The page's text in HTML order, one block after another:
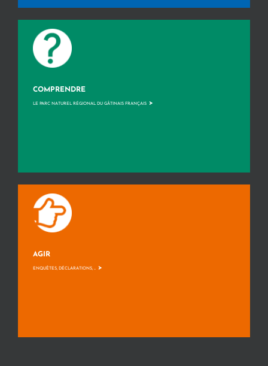
COMPRENDRE
LE PARC NATUREL RÉGIONAL DU GÂTINAIS FRANÇAIS >
AGIR
ENQUÊTES, DÉCLARATIONS, ... >